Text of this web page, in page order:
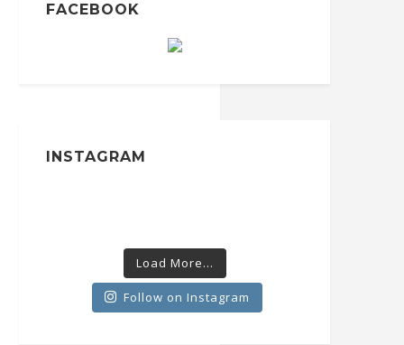
FACEBOOK
INSTAGRAM
Load More...
Follow on Instagram